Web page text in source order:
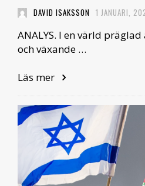
DAVID ISAKSSON 1 JANUARI,
ANALYS. I en värld
och växande …
Läs mer